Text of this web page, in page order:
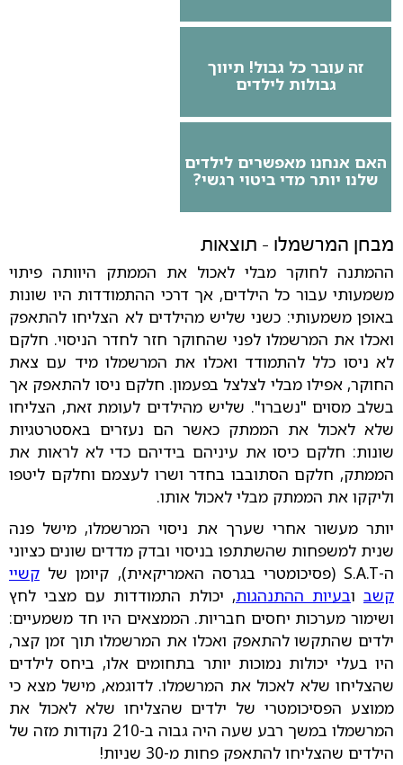
זה עובר כל גבול! תיווך
גבולות לילדים
האם אנחנו מאפשרים לילדים
שלנו יותר מדי ביטוי רגשי?
מבחן המרשמלו - תוצאות
ההמתנה לחוקר מבלי לאכול את הממתק היוותה פיתוי
משמעותי עבור כל הילדים, אך דרכי ההתמודדות היו שונות
באופן משמעותי: כשני שליש מהילדים לא הצליחו להתאפק
ואכלו את המרשמלו לפני שהחוקר חזר לחדר הניסוי. חלקם
לא ניסו כלל להתמודד ואכלו את המרשמלו מיד עם צאת
החוקר, אפילו מבלי לצלצל בפעמון. חלקם ניסו להתאפק אך
בשלב מסוים "נשברו". שליש מהילדים לעומת זאת, הצליחו
שלא לאכול את הממתק כאשר הם נעזרים באסטרטגיות
שונות: חלקם כיסו את עיניהם בידיהם כדי לא לראות את
הממתק, חלקם הסתובבו בחדר ושרו לעצמם וחלקם ליטפו
וליקקו את הממתק מבלי לאכול אותו.
יותר מעשור אחרי שערך את ניסוי המרשמלו, מישל פנה
שנית למשפחות שהשתתפו בניסוי ובדק מדדים שונים כציוני
ה-S.A.T (פסיכומטרי בגרסה האמריקאית), קיומן של
קשיי
קשב ובעיות ההתנהגות, יכולת התמודדות עם מצבי לחץ
ושימור מערכות יחסים חבריות. הממצאים היו חד משמעיים:
ילדים שהתקשו להתאפק ואכלו את המרשמלו תוך זמן קצר,
היו בעלי יכולות נמוכות יותר בתחומים אלו, ביחס לילדים
שהצליחו שלא לאכול את המרשמלו. לדוגמא, מישל מצא כי
ממוצע הפסיכומטרי של ילדים שהצליחו שלא לאכול את
המרשמלו במשך רבע שעה היה גבוה ב-210 נקודות מזה של
הילדים שהצליחו להתאפק פחות מ-30 שניות!